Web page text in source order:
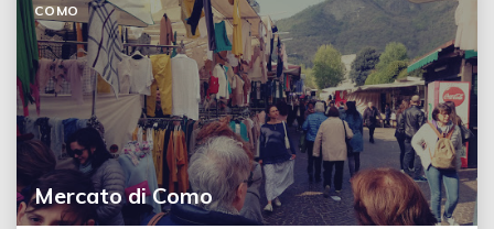
Mercato di Como
COMO